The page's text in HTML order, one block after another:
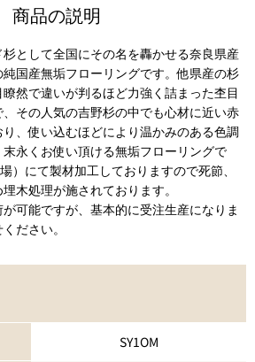
商品の説明
として全国にその名を轟かせる奈良県産
国産無垢フローリングです。他県産の杉
然で違いが判るほど力強く詰まった杢目
その人気の吉野杉の中でも心材に近い赤
、使い込むほどにより温かみのある色調
永くお使い頂ける無垢フローリングで
）にて製材加工しておりますので死節、
木処理が施されております。
可能ですが、基本的に受注生産になりま
ださい。
SY1OM